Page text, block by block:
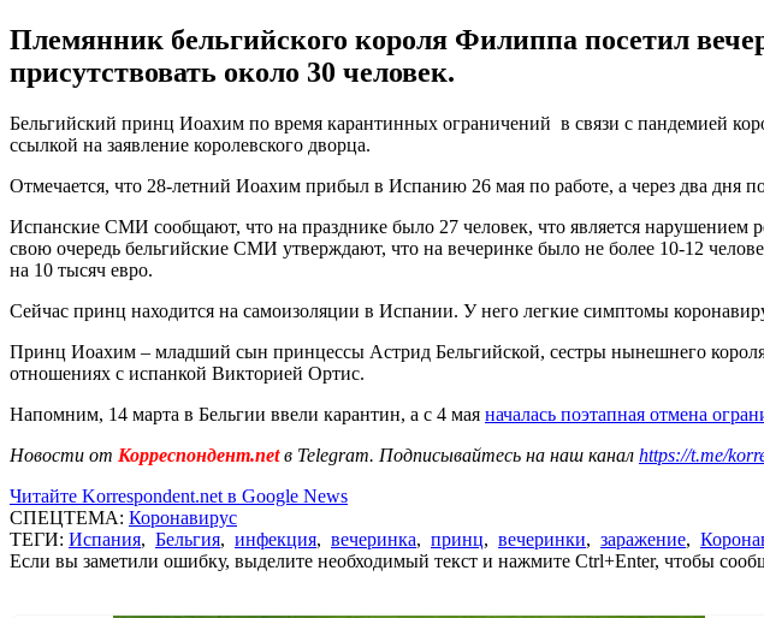
Племянник бельгийского короля Филиппа посетил
присутствовать около 30 человек.
Бельгийский принц Иоахим по время карантинных ограничений в связи с пандемией
ссылкой на заявление королевского дворца.
Отмечается, что 28-летний Иоахим прибыл в Испанию 26 мая по работе, а через два дня
Испанские СМИ сообщают, что на празднике было 27 человек, что является
свою очередь бельгийские СМИ утверждают, что на вечеринке было не более 10-12
на 10 тысяч евро.
Сейчас принц находится на самоизоляции в Испании. У него легкие симптомы
Принц Иоахим – младший сын принцессы Астрид Бельгийской, сестры нынешнего
отношениях с испанкой Викторией Ортис.
Напомним, 14 марта в Бельгии ввели карантин, а с 4 мая началась поэтапная отмена
Новости от Корреспондент.netв Telegram. Подписывайтесь на наш канал https://t.me/
Читайте Korrespondent.net в Google News
СПЕЦТЕМА: Коронавирус
ТЕГИ: Испания, Бельгия, инфекция, вечеринка, принц, вечеринки, заражение,
Если вы заметили ошибку, выделите необходимый текст и нажмите Ctrl+Enter, чтобы